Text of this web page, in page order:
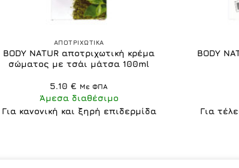
ΑΠΟΤΡΙΧΩΤΙΚΑ
BODY NATUR αποτριχωτική κρέμα
σώματος με τσάι μάτσα 100ml
5.10€ Με ΦΠΑ
Άμεσα διαθέσιμο
Για κανονική και ξηρή επιδερμίδα
BODY
Για